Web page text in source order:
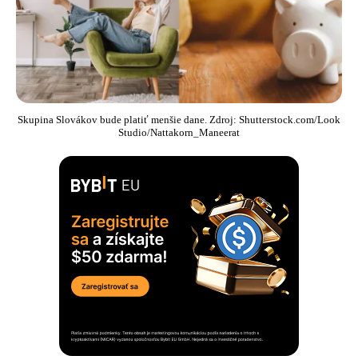
Skupina Slovákov bude platiť menšie dane. Zdroj: Shutterstock.com/Look
Studio/Nattakorn_Maneerat